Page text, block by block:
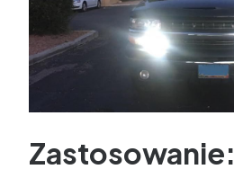
Zastosowanie: